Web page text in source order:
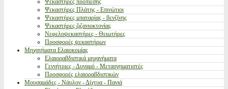
Ψεκαστήρες προπίεσης
Ψεκαστήρες Πλάτης - Επινώτιοι
Ψεκαστήρες μπαταρίας - βενζίνης
Ψεκαστήρες ζιζανιοκτονίας
Νεφελοψεκαστήρες - Θειωτήρες
Προσφορές ψεκαστήρων
Μηχανήματα Ελαιοκομίας
Ελαιοραβδιστικά μηχανήματα
Γεννήτριες - Δυναμό - Μετασχηματιστές
Προσφορές ελαιοραβδιστικών
Μουσαμάδες - Νάυλον - Δίχτυα - Πανιά